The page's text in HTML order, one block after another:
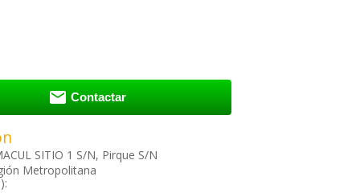
 Contactar
SITIO 1 S/N, Pirque S/N
Metropolitana